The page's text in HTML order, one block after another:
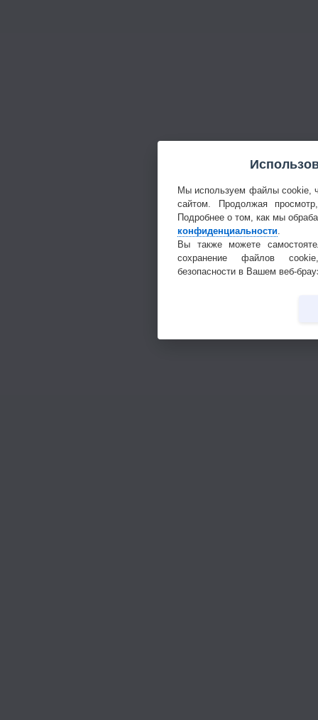
Мы используем файлы cookie,
сайтом. Продолжая
Подробнее о том, как мы
конфиденциальности
Вы также можете
сохранение файлов
безопасности в Вашем веб-